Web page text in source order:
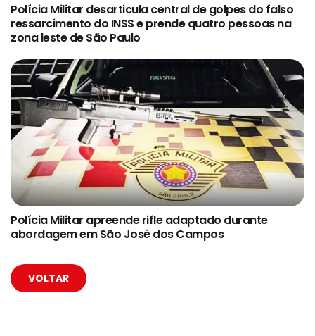
Polícia Militar desarticula central de golpes do falso
ressarcimento do INSS e prende quatro pessoas na
zona leste de São Paulo
Polícia Militar apreende rifle adaptado durante
abordagem em São José dos Campos
VOLTAR